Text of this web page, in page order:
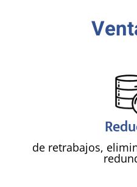
de retrabajos,